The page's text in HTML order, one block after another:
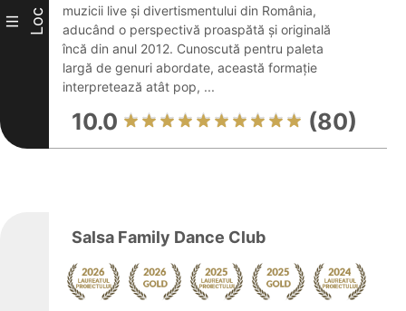
III Loc
muzicii live și divertismentului din România,
aducând o perspectivă proaspătă și originală
încă din anul 2012. Cunoscută pentru paleta
largă de genuri abordate, această formație
interpretează atât pop, ...
10.0 (80)
Salsa Family Dance Club